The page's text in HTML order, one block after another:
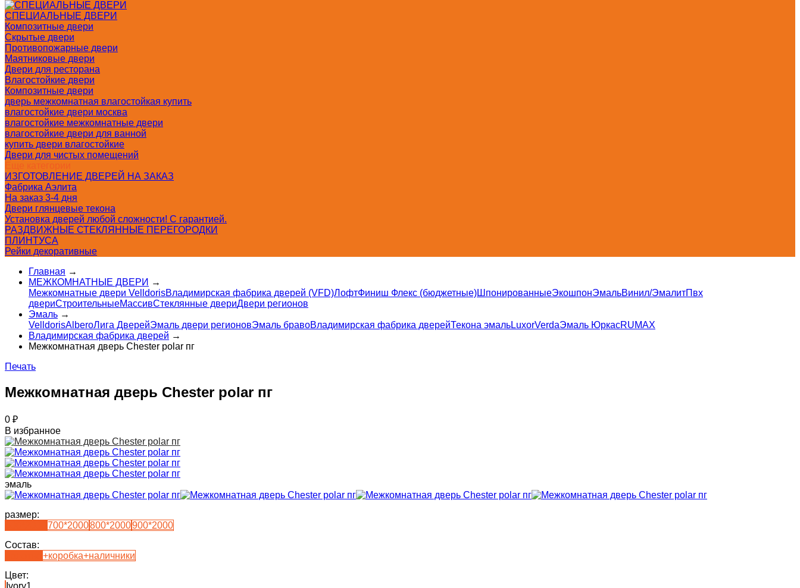
СПЕЦИАЛЬНЫЕ ДВЕРИ
Композитные двери
Скрытые двери
Противопожарные двери
Маятниковые двери
Двери для ресторана
Влагостойкие двери
Композитные двери
дверь межкомнатная влагостойкая купить
влагостойкие двери москва
влагостойкие межкомнатные двери
влагостойкие двери для ванной
купить двери влагостойкие
Двери для чистых помещений
Еще категории
ИЗГОТОВЛЕНИЕ ДВЕРЕЙ НА ЗАКАЗ
Фабрика Аэлита
На заказ 3-4 дня
Двери глянцевые текона
Установка дверей любой сложности! С гарантией.
РАЗДВИЖНЫЕ СТЕКЛЯННЫЕ ПЕРЕГОРОДКИ
ПЛИНТУСА
Рейки декоративные
Главная →
МЕЖКОМНАТНЫЕ ДВЕРИ →
Межкомнатные двери VelldorisВладимирская фабрика дверей (VFD)ЛофтФиниш Флекс (бюджетные)ШпонированныеЭкошпонЭмальВинил/ЭмалитПвх
двериСтроительныеМассивСтеклянные двериДвери регионов
Эмаль →
VelldorisAlberoЛига ДверейЭмаль двери регионовЭмаль бравоВладимирская фабрика дверейТекона эмальLuxorVerdaЭмаль ЮркасRUMAX
Владимирская фабрика дверей →
Межкомнатная дверь Chester polar пг
Печать
Межкомнатная дверь Chester polar пг
0 ₽
В избранное
эмаль
размер:
700*2000800*2000900*2000
Состав:
+коробка+наличники
Цвет:
Ivory1